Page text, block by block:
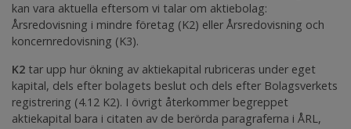
kan vara aktuella eftersom vi talar om aktiebolag:
Årsredovisning i mindre företag (K2) eller Årsredovisning och
koncernredovisning (K3).
K2 tar upp hur ökning av aktiekapital rubriceras under eget
kapital, dels efter bolagets beslut och dels efter Bolagsverkets
registrering (4.12 K2). I övrigt återkommer begreppet
aktiekapital bara i citaten av de berörda paragraferna i ÅRL,